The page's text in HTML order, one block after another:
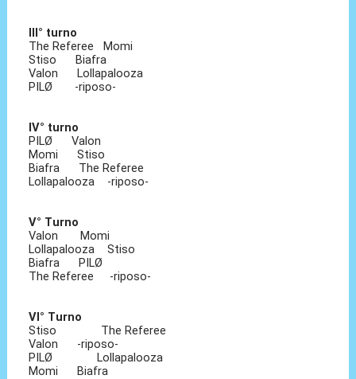
III° turno
The Referee Momi
Stiso Biafra
Valon Lollapalooza
PILØ -riposo-
IV° turno
PILØ Valon
Momi Stiso
Biafra The Referee
Lollapalooza -riposo-
V° Turno
Valon Momi
Lollapalooza Stiso
Biafra PILØ
The Referee -riposo-
VI° Turno
Stiso The Referee
Valon -riposo-
PILØ Lollapalooza
Momi Biafra